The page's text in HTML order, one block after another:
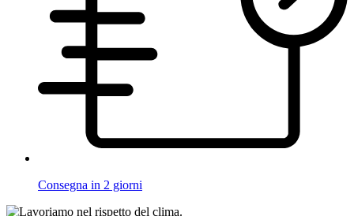
Consegna in 2 giorni